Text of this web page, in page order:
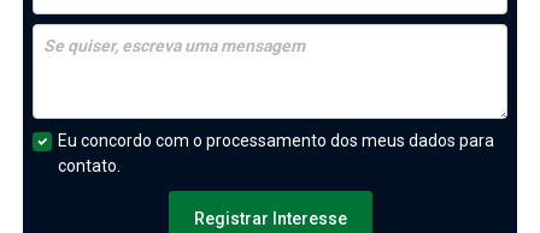
Eu concordo com o processamento dos meus dados para
contato.
Registrar Interesse